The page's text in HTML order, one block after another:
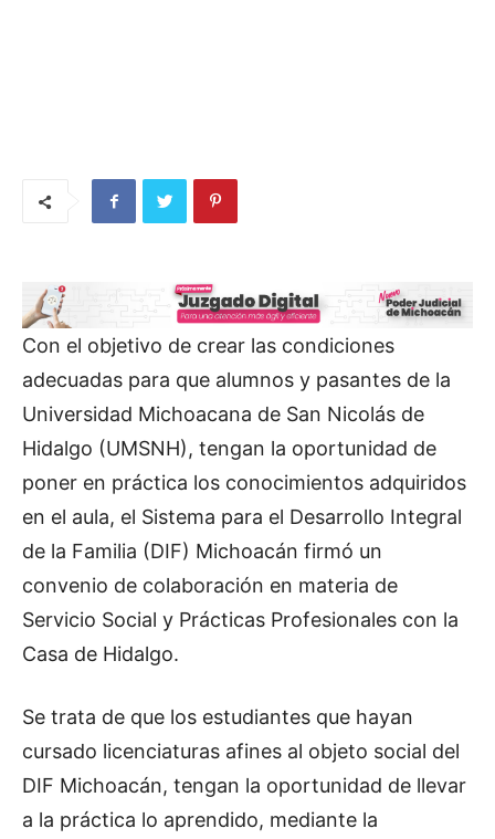
Con el objetivo de crear las condiciones
adecuadas para que alumnos y pasantes de la
Universidad Michoacana de San Nicolás de
Hidalgo (UMSNH), tengan la oportunidad de
poner en práctica los conocimientos adquiridos
en el aula, el Sistema para el Desarrollo Integral
de la Familia (DIF) Michoacán firmó un
convenio de colaboración en materia de
Servicio Social y Prácticas Profesionales con la
Casa de Hidalgo.
Se trata de que los estudiantes que hayan
cursado licenciaturas afines al objeto social del
DIF Michoacán, tengan la oportunidad de llevar
a la práctica lo aprendido, mediante la